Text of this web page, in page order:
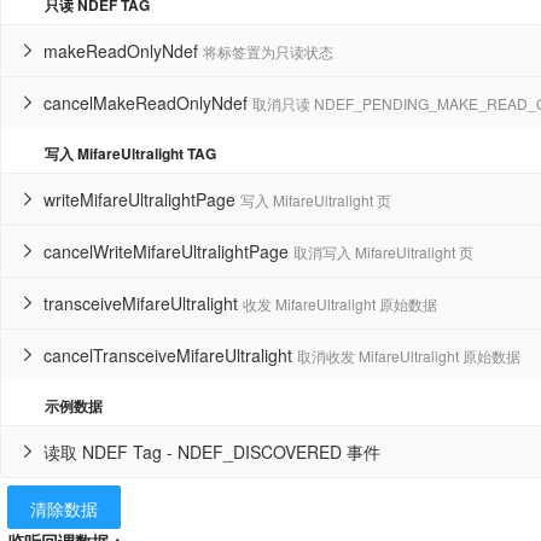
只读 NDEF TAG
makeReadOnlyNdef 将标签置为只读状态

cancelMakeReadOnlyNdef 取消只读

写入 MifareUltralight TAG
writeMifareUltralightPage 写入 MifareUltralight 页

cancelWriteMifareUltralightPage 取消写入 MifareUltralight 页

transceiveMifareUltralight 收发 MifareUltralight 原始数据

cancelTransceiveMifareUltralight 取消收发 MifareUltralight 原始数据

示例数据
读取 NDEF Tag - NDEF_DISCOVERED 事件

清除数据